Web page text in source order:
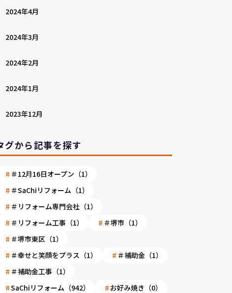
2024年4月
2024年3月
2024年2月
2024年1月
2023年12月
グから記事を探す
＃12月16日オープン（1）
＃SaChiリフォーム（1）
＃リフォーム専門会社（1）
＃リフォーム工事（1）
＃堺市（1）
＃堺市東区（1）
＃幸せと笑顔をプラス（1）
＃補助金（1）
＃補助金工事（1）
SaChiリフォーム（942）
お好み焼き（0）